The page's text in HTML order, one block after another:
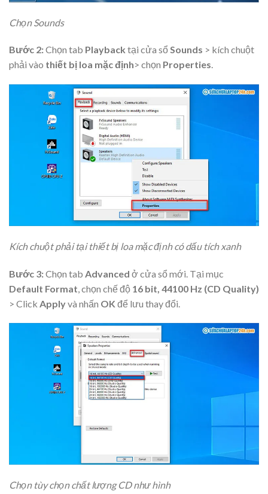
Chọn Sounds
Bước 2:Chọn tab Playback tại cửa sổSounds > kích chuột
phải vào thiết bị loa mặc định> chọn Properties.
Kích chuột phải tại thiết bị loa mặc định có dấu tích xanh
Bước 3:Chọn tab Advanced ở cửa sổ mới. Tại mục
Default Format , chọn chế độ 16 bit, 44100 Hz (CD Quality)
> Click Applyvà nhấn OK để lưu thay đổi.
Chọn tùy chọn chất lượng CD như hình